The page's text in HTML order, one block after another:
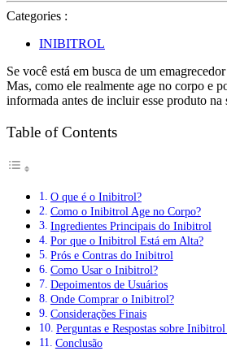
Categories :
INIBITROL
Se você está em busca de um
Mas, como ele realmente age no corpo e
informada antes de incluir esse produto na
Table of Contents
O que é o Inibitrol?
Como o Inibitrol Age no Corpo?
Ingredientes Principais do Inibitrol
Por que o Inibitrol Está em Alta?
Prós e Contras do Inibitrol
Como Usar o Inibitrol?
Depoimentos de Usuários
Onde Comprar o Inibitrol?
Considerações Finais
Perguntas e Respostas sobre
Conclusão